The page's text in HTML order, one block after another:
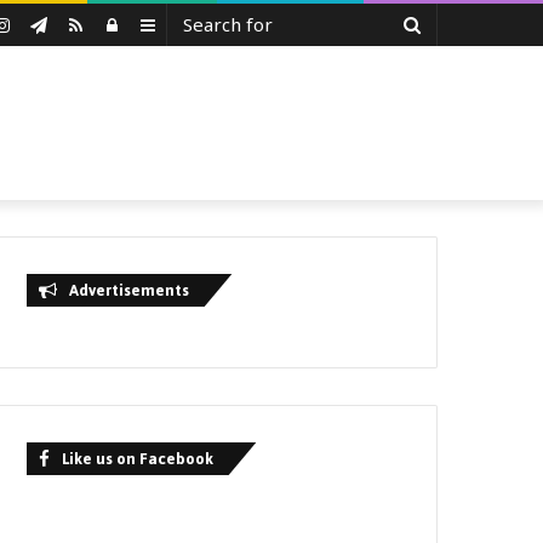
Sidebar
Log
RSS
Telegram
Instagram
Advertisements
Like us on Facebook